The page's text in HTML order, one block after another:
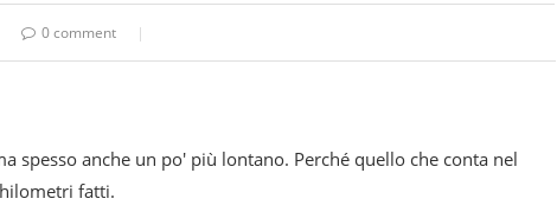
0 comment
spesso anche un po' più lontano. Perché quello che conta nel
fatti.